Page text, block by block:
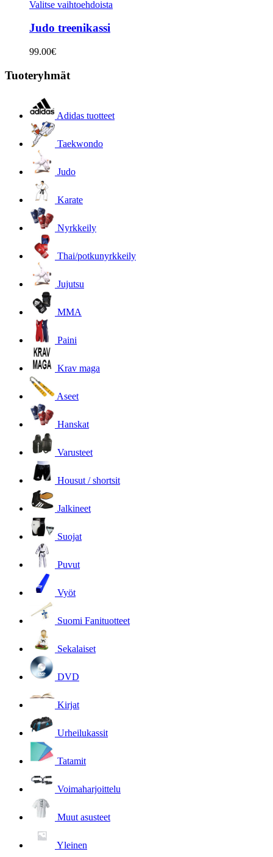
Valitse vaihtoehdoista
Judo treenikassi
99.00€
Tuoteryhmät
Adidas tuotteet
Taekwondo
Judo
Karate
Nyrkkeily
Thai/potkunyrkkeily
Jujutsu
MMA
Paini
Krav maga
Aseet
Hanskat
Varusteet
Housut / shortsit
Jalkineet
Suojat
Puvut
Vyöt
Suomi Fanituotteet
Sekalaiset
DVD
Kirjat
Urheilukassit
Tatamit
Voimaharjoittelu
Muut asusteet
Yleinen